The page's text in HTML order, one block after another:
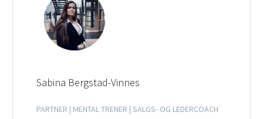
Sabina Bergstad-Vinnes
PARTNER | MENTAL TRENER | SALGS- OG LEDERCOACH